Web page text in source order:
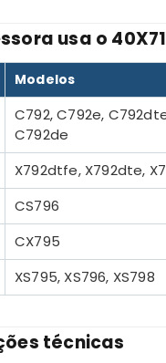
usa o
Modelos
C792, C792e,
C792de
X792dtfe, X792dte,
CS796
CX795
XS795, XS796, XS798
técnicas